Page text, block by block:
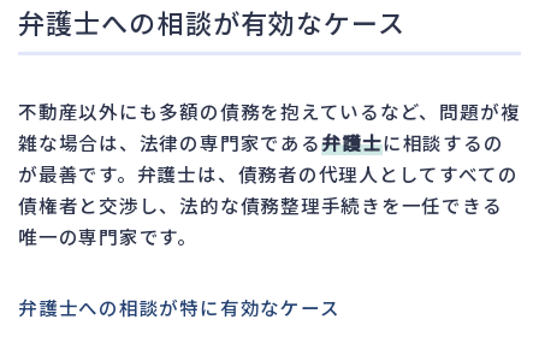
弁護士への相談が有効なケース
不動産以外にも多額の債務を抱えているなど、問題が複
雑な場合は、法律の専門家である弁護士に相談するの
が最善です。弁護士は、債務者の代理人としてすべての
債権者と交渉し、法的な債務整理手続きを一任できる
唯一の専門家です。
弁護士への相談が特に有効なケース